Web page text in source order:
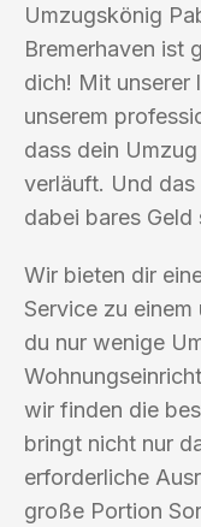
Umzugskönig
Bremerhaven ist
dich! Mit unserer
unserem
dass dein
verläuft. Und
dabei bares Geld
Wir bieten dir
Service zu
du nur wenige
wir finden die
bringt nicht nur
erforderliche
große Portion